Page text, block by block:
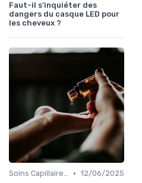
Faut-il s’inquiéter des
dangers du casque LED pour
les cheveux ?
Soins Capillaires Bio • 12/06/2025